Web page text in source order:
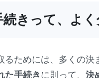
続きって、よ
ためには、多くの決
た手続き に則って、 決